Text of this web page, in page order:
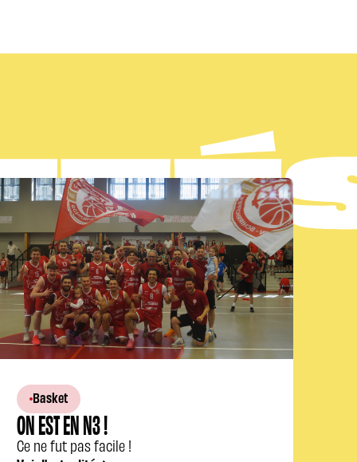
Basket
ON EST EN N3 !
Ce ne fut pas facile !